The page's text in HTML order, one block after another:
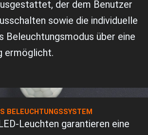
der dem Benutzer
sowie die individuelle
Beleuchtungsmodus über eine
ermöglicht.
BELEUCHTUNGSSYSTEM
Leuchten garantieren eine